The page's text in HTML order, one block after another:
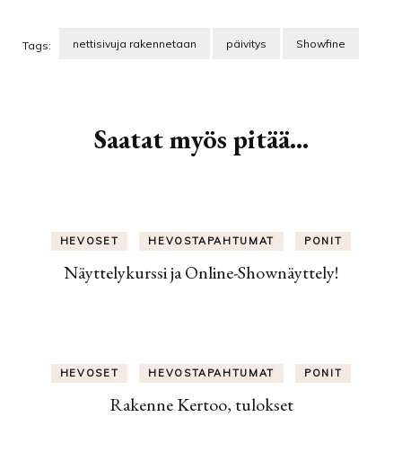
Tags: nettisivuja rakennetaan päivitys Showfine
Saatat myös pitää...
HEVOSET HEVOSTAPAHTUMAT PONIT
Näyttelykurssi ja Online-Shownäyttely!
HEVOSET HEVOSTAPAHTUMAT PONIT
Rakenne Kertoo, tulokset